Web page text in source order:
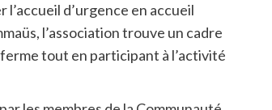
d’urgence en accueil
l’association trouve un cadre
tout en participant à l’activité